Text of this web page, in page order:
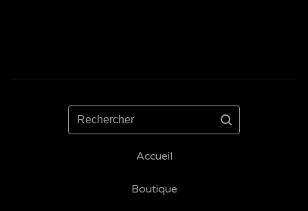
Rechercher
Accueil
Boutique